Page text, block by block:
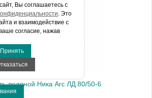
водяной Ника Arc ЛД 80/50-6
Вы соглашаетесь с
. Это
и взаимодействие с
согласие, нажав
Принять